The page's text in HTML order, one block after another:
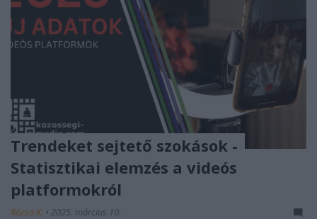
Trendeket sejtető szokások -
Statisztikai elemzés a videós
platformokról
Rózsa K. • 2025. március 10.